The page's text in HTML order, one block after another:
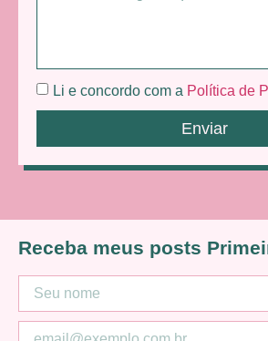
Li e concordo com a Política de
Enviar
Receba meus posts